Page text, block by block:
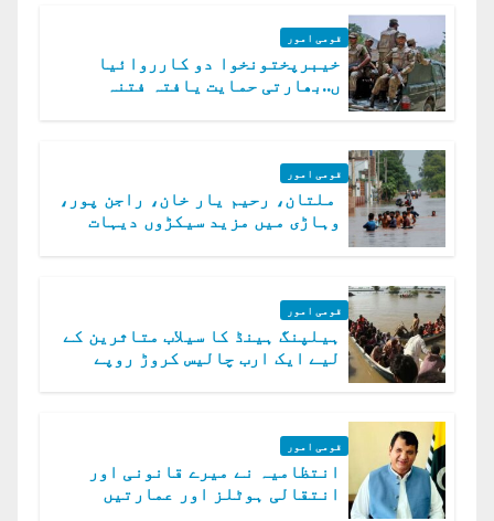
قومی امور
خیبرپختونخوا دو کارروائیا
ں..بھارتی حمایت یافتہ فتنہ
قومی امور
ملتان، رحیم یار خان، راجن پور،
وہاڑی میں مزید سیکڑوں دیہات
قومی امور
ہیلپنگ ہینڈ کا سیلاب متاثرین کے
لیے ایک ارب چالیس کروڑ روپے
قومی امور
انتظامیہ نے میرے قانونی اور
انتقالی ہوٹلز اور عمارتیں